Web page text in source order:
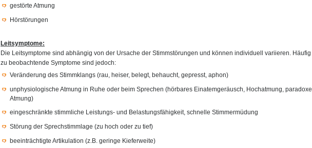
gestörte Atmung
Hörstörungen
Leitsymptome:
Die Leitsymptome sind abhängig von der Ursache der Stimmstörungen und können individuell variieren. Häufig
zu beobachtende Symptome sind jedoch:
Veränderung des Stimmklangs (rau, heiser, belegt, behaucht, gepresst, aphon)
unphysiologische Atmung in Ruhe oder beim Sprechen (hörbares Einatemgeräusch, Hochatmung, paradoxe
Atmung)
eingeschränkte stimmliche Leistungs- und Belastungsfähigkeit, schnelle Stimmermüdung
Störung der Sprechstimmlage (zu hoch oder zu tief)
beeinträchtigte Artikulation (z.B. geringe Kieferweite)